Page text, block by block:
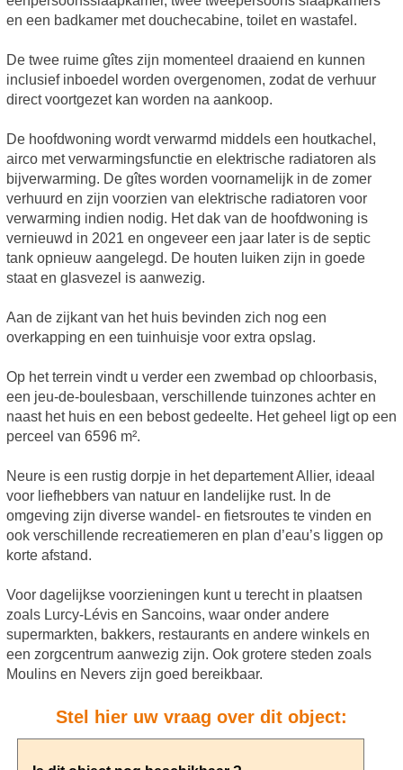
en een badkamer met douchecabine, toilet en wastafel.
De twee ruime gîtes zijn momenteel draaiend en kunnen
inclusief inboedel worden overgenomen, zodat de verhuur
direct voortgezet kan worden na aankoop.
De hoofdwoning wordt verwarmd middels een houtkachel,
airco met verwarmingsfunctie en elektrische radiatoren als
bijverwarming. De gîtes worden voornamelijk in de zomer
verhuurd en zijn voorzien van elektrische radiatoren voor
verwarming indien nodig. Het dak van de hoofdwoning is
vernieuwd in 2021 en ongeveer een jaar later is de septic
tank opnieuw aangelegd. De houten luiken zijn in goede
staat en glasvezel is aanwezig.
Aan de zijkant van het huis bevinden zich nog een
overkapping en een tuinhuisje voor extra opslag.
Op het terrein vindt u verder een zwembad op chloorbasis,
een jeu-de-boulesbaan, verschillende tuinzones achter en
naast het huis en een bebost gedeelte. Het geheel ligt op een
perceel van 6596 m².
Neure is een rustig dorpje in het departement Allier, ideaal
voor liefhebbers van natuur en landelijke rust. In de
omgeving zijn diverse wandel- en fietsroutes te vinden en
ook verschillende recreatiemeren en plan d’eau’s liggen op
korte afstand.
Voor dagelijkse voorzieningen kunt u terecht in plaatsen
zoals Lurcy-Lévis en Sancoins, waar onder andere
supermarkten, bakkers, restaurants en andere winkels en
een zorgcentrum aanwezig zijn. Ook grotere steden zoals
Moulins en Nevers zijn goed bereikbaar.
Stel hier uw vraag over dit object: